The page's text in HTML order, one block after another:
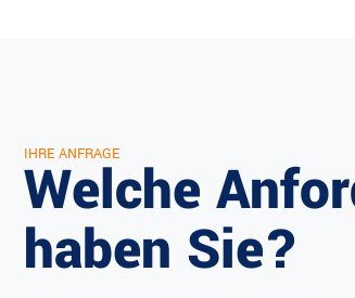
IHRE ANFRAGE
Welche
haben Sie?